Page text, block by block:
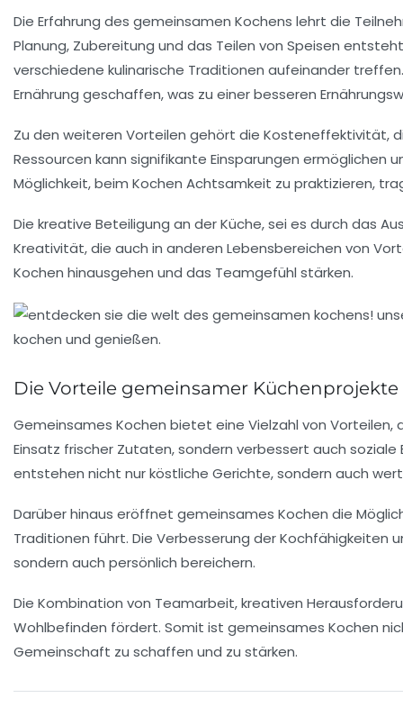
Die Erfahrung des gemeinsamen Kochens lehrt die
Planung, Zubereitung und das Teilen von Speisen
verschiedene kulinarische Traditionen aufeinander
Ernährung geschaffen, was zu einer besseren
Zu den weiteren Vorteilen gehört die Kosteneffektivität,
Ressourcen kann signifikante Einsparungen
Möglichkeit, beim Kochen Achtsamkeit zu praktizieren,
Die kreative Beteiligung an der Küche, sei es durch das
Kreativität, die auch in anderen Lebensbereichen von
Kochen hinausgehen und das Teamgefühl stärken.
Die Vorteile gemeinsamer
Gemeinsames Kochen bietet eine Vielzahl von Vorteilen,
Einsatz frischer Zutaten, sondern verbessert auch soziale
entstehen nicht nur köstliche Gerichte, sondern auch
Darüber hinaus eröffnet gemeinsames Kochen die
Traditionen führt. Die Verbesserung derKochfähigkeiten
sondern auch persönlich bereichern.
Die Kombination von Teamarbeit, kreativen
Wohlbefinden fördert. Somit ist gemeinsames Kochen
Gemeinschaft zu schaffen und zu stärken.